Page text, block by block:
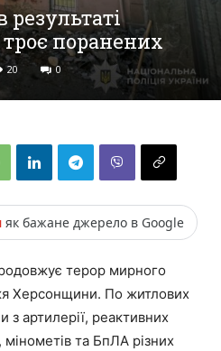
поранених
20 0
як бажане джерело в Google
терор мирного
Херсонщини. По житлових
з артилерії, реактивних
та БпЛА різних